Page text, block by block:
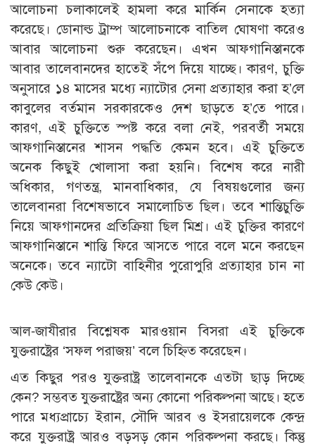
আলোচনা চলাকালেই হামলা করে মার্কিন সেনাকে হত্যা
করেছে। ডোনাল্ড ট্রাম্প আলোচনাকে বাতিল ঘোষণা করেও
আবার আলোচনা শুরু করেছেন। এখন আফগানিস্তানকে
আবার তালেবানদের হাতেই সঁপে দিয়ে যাচ্ছে। কারণ, চুক্তি
অনুসারে ১৪ মাসের মধ্যে ন্যাটোর সেনা প্রত্যাহার করা হ’লে
কাবুলের বর্তমান সরকারকেও দেশ ছাড়তে হ’তে পারে।
কারণ, এই চুক্তিতে স্পষ্ট করে বলা নেই, পরবর্তী সময়ে
আফগানিস্তানের শাসন পদ্ধতি কেমন হবে। এই চুক্তিতে
অনেক কিছুই খোলাসা করা হয়নি। বিশেষ করে নারী
অধিকার, গণতন্ত্র, মানবাধিকার, যে বিষয়গুলোর জন্য
তালেবানরা বিশেষভাবে সমালোচিত ছিল। তবে শান্তিচুক্তি
নিয়ে আফগানদের প্রতিক্রিয়া ছিল মিশ্র। এই চুক্তির কারণে
আফগানিস্তানে শান্তি ফিরে আসতে পারে বলে মনে করছেন
অনেকে। তবে ন্যাটো বাহিনীর পুরোপুরি প্রত্যাহার চান না
কেউ কেউ।
আল-জাযীরার বিশ্লেষক মারওয়ান বিসরা এই চুক্তিকে
যুক্তরাষ্ট্রের ‘সফল পরাজয়’ বলে চিহ্নিত করেছেন।
এত কিছুর পরও যুক্তরাষ্ট্র তালেবানকে এতটা ছাড় দিচ্ছে
কেন? সম্ভবত যুক্তরাষ্ট্রের অন্য কোনো পরিকল্পনা আছে। হতে
পারে মধ্যপ্রাচ্যে ইরান, সৌদি আরব ও ইসরায়েলকে কেন্দ্র
করে যুক্তরাষ্ট্র আরও বড়সড় কোন পরিকল্পনা করছে। কিন্তু